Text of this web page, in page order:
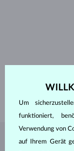
SCHMUCK
Um
funktioniert,
Verwendung von
auf Ihrem Gerät